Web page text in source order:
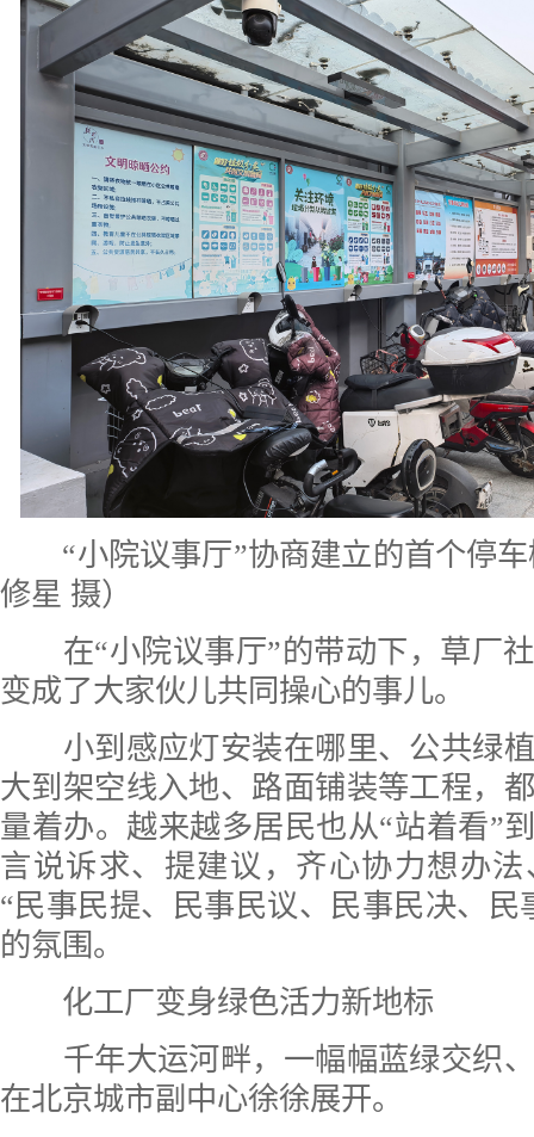
“小院议事厅”协商建立的首个停
修星 摄）
在“小院议事厅”的带动下，草厂社
变成了大家伙儿共同操心的事儿。
小到感应灯安装在哪里、公共绿植
大到架空线入地、路面铺装等工程，
量着办。越来越多居民也从“站着看”
言说诉求、提建议，齐心协力想办
“民事民提、民事民议、民事民决、民
的氛围。
化工厂变身绿色活力新地标
千年大运河畔，一幅幅蓝绿交织、
在北京城市副中心徐徐展开。